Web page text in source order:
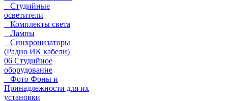
Студийные
осветители
Комплекты света
Лампы
Синхронизаторы
(Радио ИК кабели)
06 Студийное
оборудование
Фото Фоны и
Принадлежности для их
установки